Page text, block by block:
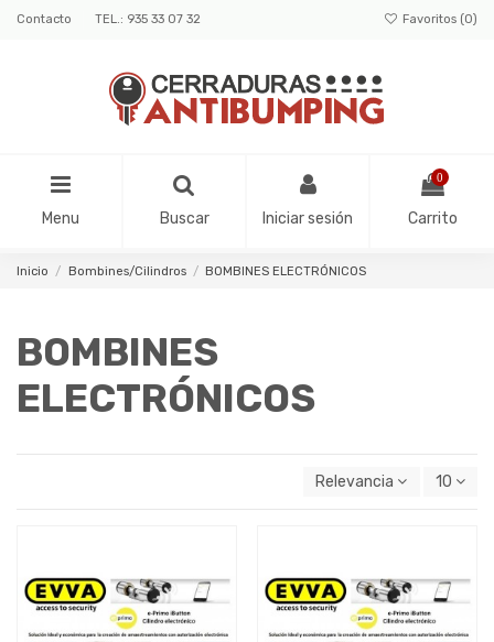
Contacto TEL.: 935 33 07 32 Favoritos (0)
Menu Buscar Iniciar sesión
0
Carrito
Inicio Bombines/Cilindros BOMBINES ELECTRÓNICOS
BOMBINES
ELECTRÓNICOS
Relevancia 10